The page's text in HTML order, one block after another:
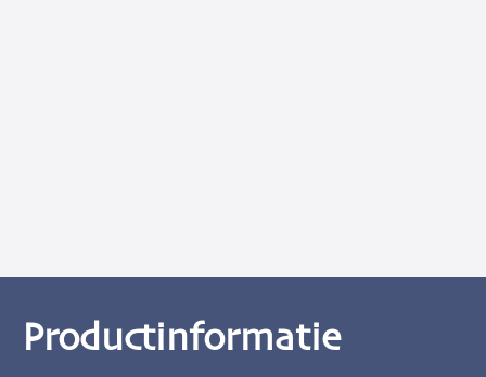
Productinformatie